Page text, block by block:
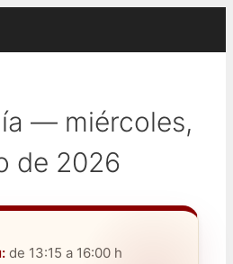
— miércoles,
de 2026
de 13:15 a 16:00 h